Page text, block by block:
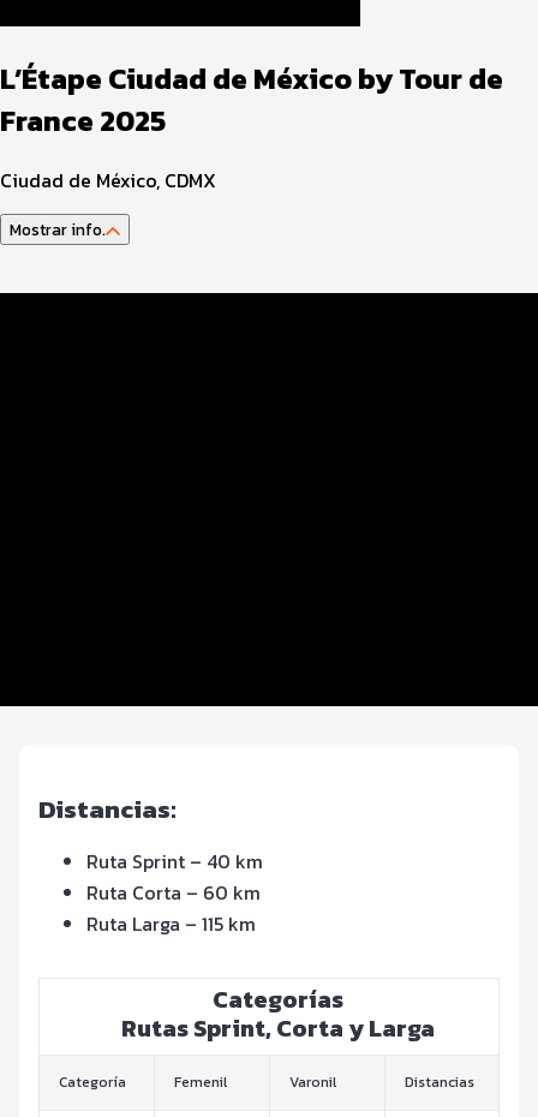
L’Étape Ciudad de México by Tour de
France 2025
Ciudad de México, CDMX
Mostrar info.
Distancias:
Ruta Sprint – 40 km
Ruta Corta – 60 km
Ruta Larga – 115 km
Categorías
Rutas Sprint, Corta y Larga
Categoría Femenil Varonil Distancias